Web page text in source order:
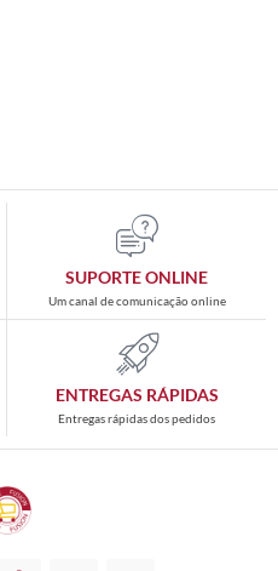
SUPORTE ONLINE
Um canal de comunicação online
ENTREGAS RÁPIDAS
Entregas rápidas dos pedidos